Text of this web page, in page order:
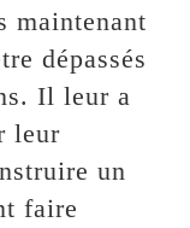
maintenant
dépassés
Il leur a
leur
un
faire